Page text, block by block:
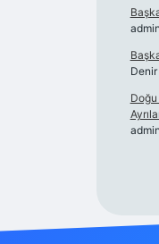
admin
Denir
admin